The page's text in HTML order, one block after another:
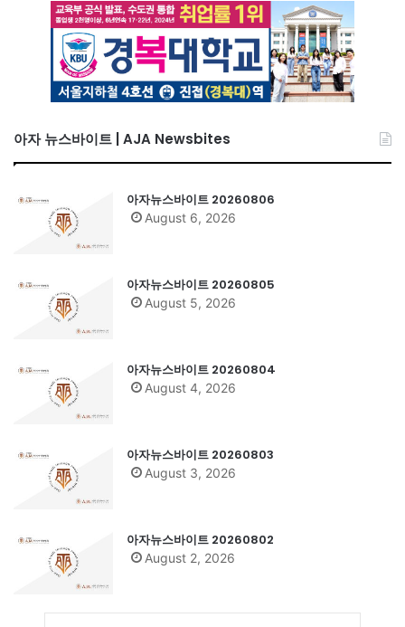
아자 뉴스바이트 | AJA Newsbites
아자뉴스바이트 20260806
August 6, 2026
아자뉴스바이트 20260805
August 5, 2026
아자뉴스바이트 20260804
August 4, 2026
아자뉴스바이트 20260803
August 3, 2026
아자뉴스바이트 20260802
August 2, 2026